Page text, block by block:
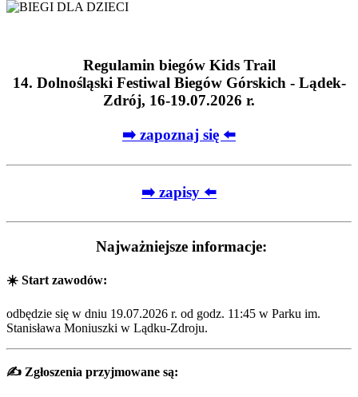
Regulamin biegów Kids Trail
14. Dolnośląski Festiwal Biegów Górskich - Lądek-
Zdrój, 16-19.07.2026 r.
➡️ zapoznaj się ⬅️
➡️ zapisy ⬅️
Najważniejsze informacje:
☀️ Start zawodów:
odbędzie się w dniu 19.07.2026 r. od godz. 11:45 w Parku im.
Stanisława Moniuszki w Lądku‑Zdroju.
✍️ Zgłoszenia przyjmowane są: